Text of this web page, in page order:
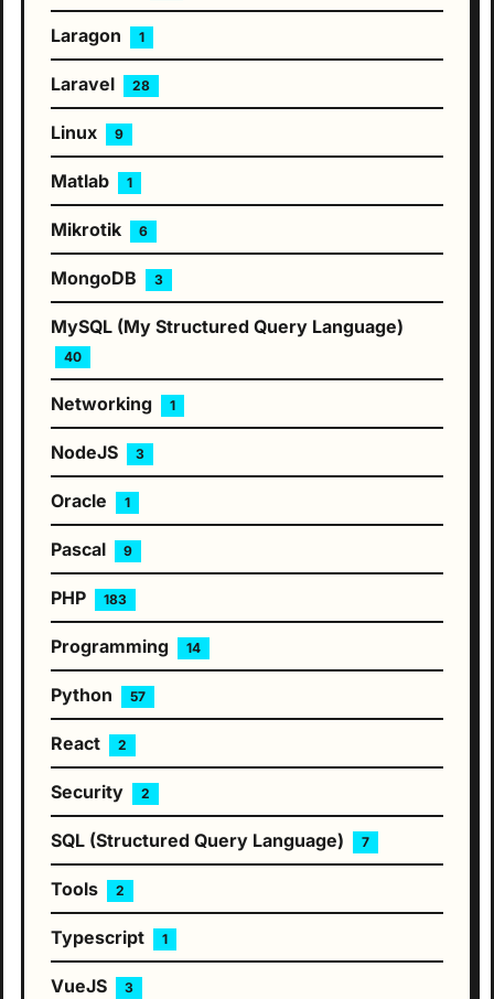
Laragon 1
Laravel 28
Linux 9
Matlab 1
Mikrotik 6
MongoDB 3
MySQL (My Structured Query Language)
40
Networking 1
NodeJS 3
Oracle 1
Pascal 9
PHP 183
Programming 14
Python 57
React 2
Security 2
SQL (Structured Query Language) 7
Tools 2
Typescript 1
VueJS 3